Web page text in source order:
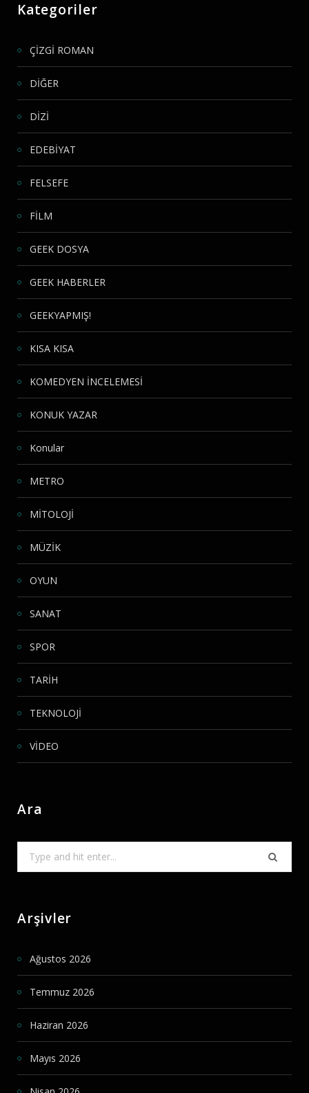
Kategoriler
ÇİZGİ ROMAN
DİĞER
DİZİ
EDEBİYAT
FELSEFE
FİLM
GEEK DOSYA
GEEK HABERLER
GEEKYAPMIŞ!
KISA KISA
KOMEDYEN İNCELEMESİ
KONUK YAZAR
Konular
METRO
MİTOLOJİ
MÜZİK
OYUN
SANAT
SPOR
TARİH
TEKNOLOJİ
VİDEO
Ara
Arşivler
Ağustos 2026
Temmuz 2026
Haziran 2026
Mayıs 2026